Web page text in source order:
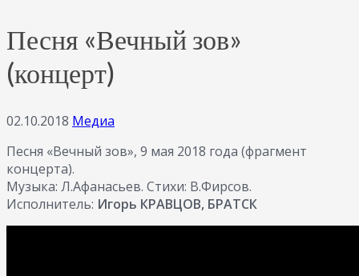
Песня «Вечный зов»
(концерт)
02.10.2018 Медиа
Песня «Вечный зов», 9 мая 2018 года (фрагмент
концерта).
Музыка: Л.Афанасьев. Стихи: В.Фирсов.
Исполнитель: Игорь КРАВЦОВ, БРАТСК